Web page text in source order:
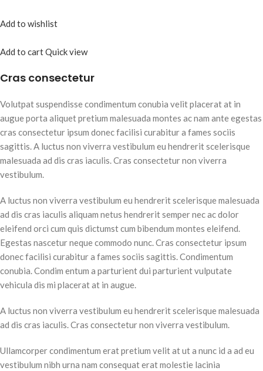
Add to wishlist
Add to cartQuick view
Cras consectetur
Volutpat suspendisse condimentum conubia velit placerat at in
augue porta aliquet pretium malesuada montes ac nam ante egestas
cras consectetur ipsum donec facilisi curabitur a fames sociis
sagittis. A luctus non viverra vestibulum eu hendrerit scelerisque
malesuada ad dis cras iaculis. Cras consectetur non viverra
vestibulum.
A luctus non viverra vestibulum eu hendrerit scelerisque malesuada
ad dis cras iaculis aliquam netus hendrerit semper nec ac dolor
eleifend orci cum quis dictumst cum bibendum montes eleifend.
Egestas nascetur neque commodo nunc. Cras consectetur ipsum
donec facilisi curabitur a fames sociis sagittis. Condimentum
conubia. Condim entum a parturient dui parturient vulputate
vehicula dis mi placerat at in augue.
A luctus non viverra vestibulum eu hendrerit scelerisque malesuada
ad dis cras iaculis. Cras consectetur non viverra vestibulum.
Ullamcorper condimentum erat pretium velit at ut a nunc id a ad eu
vestibulum nibh urna nam consequat erat molestie lacinia